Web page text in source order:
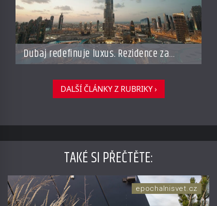
Dubaj redefinuje luxus. Rezidence za
miliardy dnes připomínají soukromé
resorty budoucnosti
DALŠÍ ČLÁNKY Z RUBRIKY ›
TAKÉ SI PŘEČTĚTE:
epochalnisvet.cz